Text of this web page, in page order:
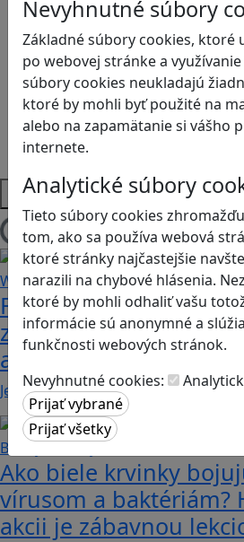
Nevyhnutné súbory
Základné súbory cookies, ktoré
po webovej stránke a
súbory cookies neukladajú
ktoré by mohli byť použité na
alebo na zapamätanie si vášho
internete.
Analytické súbory
Tieto súbory cookies
tom, ako sa používa webová
ktoré stránky najčastejšie
narazili na chybové hlásenia.
ktoré by mohli odhaliť vašu
informácie sú anonymné a
funkčnosti webových stránok.
Nevyhnutné cookies:
Logické myslenie
Ľudské práva a tolerancia
Motorika a koncentrácia
Programovanie/Technika
Sociálne zručnosti a
Strategické myslenie
Zdravie a pohyb
Platformy
Načítam blogy
Fotografujte zvieratká,
zachránili ostrov v
adventure
Jednoduchá hra, vhodná pre
Ako biele krvinky
vírusom a baktériám?
akcii je zábavnou